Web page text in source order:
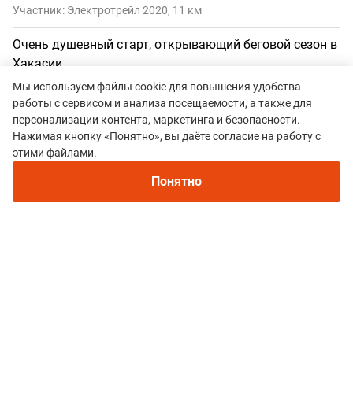
Участник: Электротрейл 2020, 11 км
Очень душевный старт, открывающий беговой сезон в
Хакасии
Преимущества:Относительно небольшая дистанция,
подходящая даже для новичков. И в то же время из-за
приличного набора, окло 1000, позволяет
почувствовать все прелести горного трейла
Не обнаружены
Рекомендуем
Непромокаемые кроссовки для бега зимой и
трейлраннинга 2026. Для города и
Мы используем файлы cookie для повышения удобства
работы с сервисом и анализа посещаемости, а также для
персонализации контента, маркетинга и безопасности.
Нажимая кнопку «Понятно», вы даёте согласие на работу с
этими файлами.
Понятно